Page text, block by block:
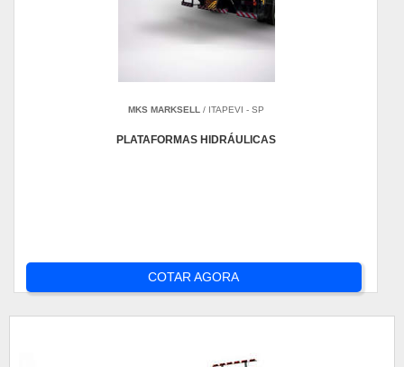
MKS MARKSELL / ITAPEVI - SP
PLATAFORMAS HIDRÁULICAS
COTAR AGORA